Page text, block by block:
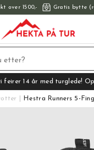
over 1500,- Gratis bytte
feirer 14 år med turglede!
Hestra Runners 5-